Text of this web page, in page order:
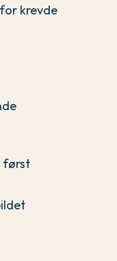
krevde
først